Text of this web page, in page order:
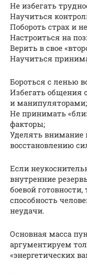
Не избегать
Научиться
Побороть страх и
Настроиться на
Верить в свое
Научиться
Бороться с ленью
Избегать общения
и манипуляторами;
Не принимать
факторы;
Уделять внимание
восстановлению
Если
внутренние
боевой
способность
неудачи.
Основная масса
аргументируем
«энергетических